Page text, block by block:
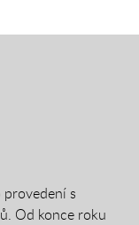
s
Od konce roku